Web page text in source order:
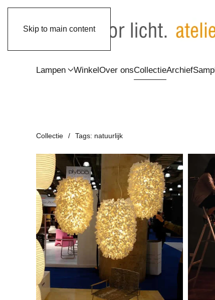
Skip to main content
Lampen WinkelOver onsCollectieArchief
Collectie Tags: natuurlijk